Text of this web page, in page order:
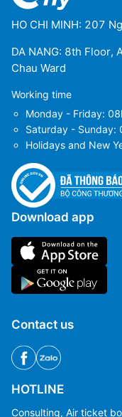
HO CHI MINH: 207
DA NANG: 8th Floor,
Chau Ward
Working time
Monday - Friday:
Saturday - Sunday:
Holidays and New
Download app
Contact us
HOTLINE
Consulting, Air ticket